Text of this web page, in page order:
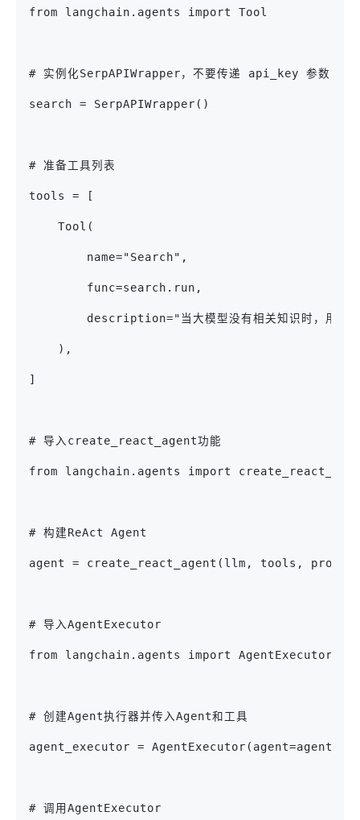
from langchain.agents import Tool
# 实例化SerpAPIWrapper，不要传递 api_key 参数
search = SerpAPIWrapper()
# 准备工具列表
tools = [
    Tool(
        name="Search",
        func=search.run,
description="当大模型没有相关知识时，用于
    ),
]
# 导入create_react_agent功能
from langchain.agents import
# 构建ReAct Agent
agent = create_react_agent(llm, tools,
# 导入AgentExecutor
from langchain.agents import AgentExecutor
# 创建Agent执行器并传入Agent和工具
agent_executor = AgentExecutor(agent=agent,
# 调用AgentExecutor